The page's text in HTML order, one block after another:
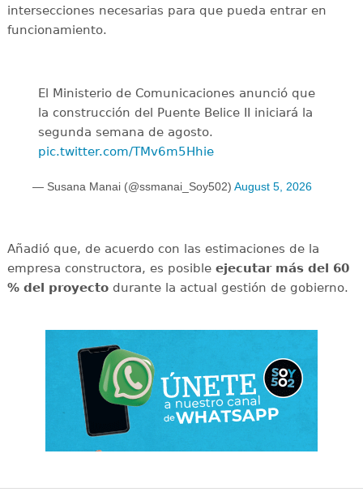
intersecciones necesarias para que pueda entrar en
funcionamiento.
El Ministerio de Comunicaciones anunció que
la construcción del Puente Belice II iniciará la
segunda semana de agosto.
pic.twitter.com/TMv6m5Hhie
— Susana Manai (@ssmanai_Soy502) August 5, 2026
Añadió que, de acuerdo con las estimaciones de la
empresa constructora, es posible ejecutar más del 60
% del proyectodurante la actual gestión de gobierno.